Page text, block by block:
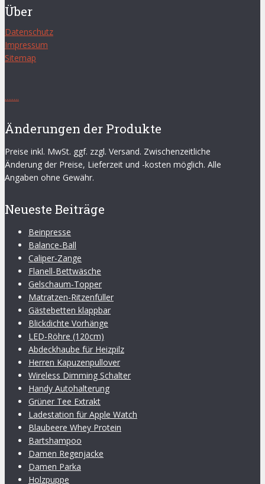
Über
Datenschutz
Impressum
Sitemap
........
Änderungen der Produkte
Preise inkl. MwSt. ggf. zzgl. Versand. Zwischenzeitliche
Änderung der Preise, Lieferzeit und -kosten möglich. Alle
Angaben ohne Gewähr.
Neueste Beiträge
Beinpresse
Balance-Ball
Caliper-Zange
Flanell-Bettwäsche
Gelschaum-Topper
Matratzen-Ritzenfüller
Gästebetten klappbar
Blickdichte Vorhänge
LED-Röhre (120cm)
Abdeckhaube für Heizpilz
Herren Kapuzenpullover
Wireless Dimming Schalter
Handy Autohalterung
Grüner Tee Extrakt
Ladestation für Apple Watch
Blaubeere Whey Protein
Bartshampoo
Damen Regenjacke
Damen Parka
Holzpuppe